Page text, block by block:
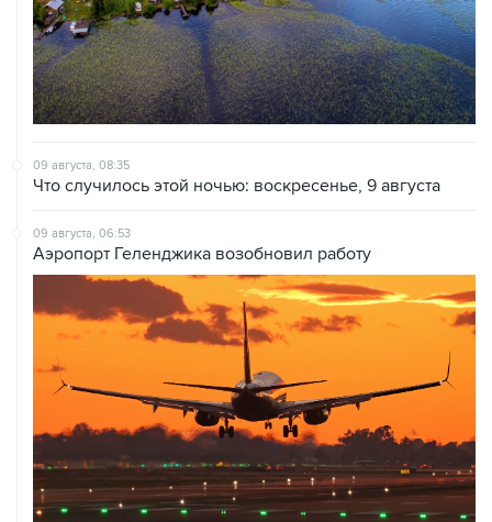
09 августа, 08:35
Что случилось этой ночью: воскресенье, 9 августа
09 августа, 06:53
Аэропорт Геленджика возобновил работу